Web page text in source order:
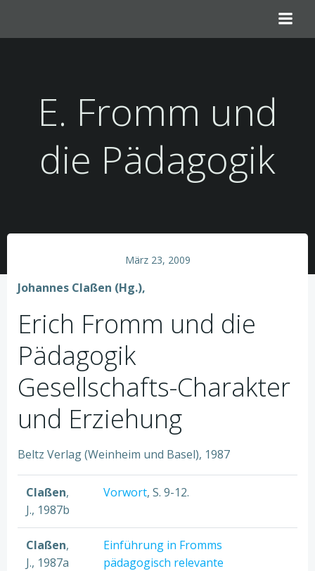
springen
E. Fromm und
die Pädagogik
März 23, 2009
Johannes Claßen (Hg.),
Erich Fromm und die
Pädagogik
Gesellschafts-Charakter
und Erziehung
Beltz Verlag (Weinheim und Basel), 1987
Claßen,
J., 1987b
Vorwort, S. 9-12.
Claßen,
J., 1987a
Einführung in Fromms
pädagogisch relevante